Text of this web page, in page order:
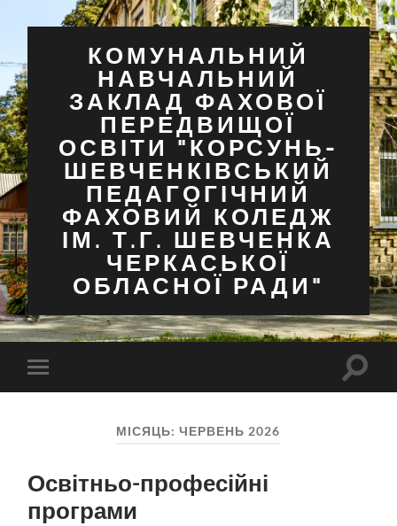
КОМУНАЛЬНИЙ
НАВЧАЛЬНИЙ
ЗАКЛАД ФАХОВОЇ
ПЕРЕДВИЩОЇ
ОСВІТИ "КОРСУНЬ-
ШЕВЧЕНКІВСЬКИЙ
ПЕДАГОГІЧНИЙ
ФАХОВИЙ КОЛЕДЖ
ІМ. Т.Г. ШЕВЧЕНКА
ЧЕРКАСЬКОЇ
ОБЛАСНОЇ РАДИ"
Перемкнути
мобільне
МІСЯЦЬ:ЧЕРВЕНЬ 2026
Освітньо-професійні
програми